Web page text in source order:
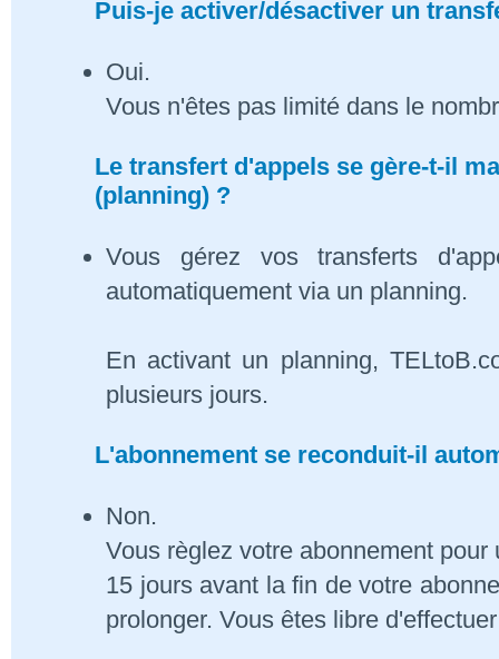
Puis-je activer/désactiver un
Oui.
Vous n'êtes pas limité dans le
Le transfert d'appels se gère-t-il
(planning) ?
Vous gérez vos transferts
automatiquement via un planning.
En activant un planning,
plusieurs jours.
L'abonnement se reconduit-il
Non.
Vous règlez votre abonnement
15 jours avant la fin de votre
prolonger. Vous êtes libre